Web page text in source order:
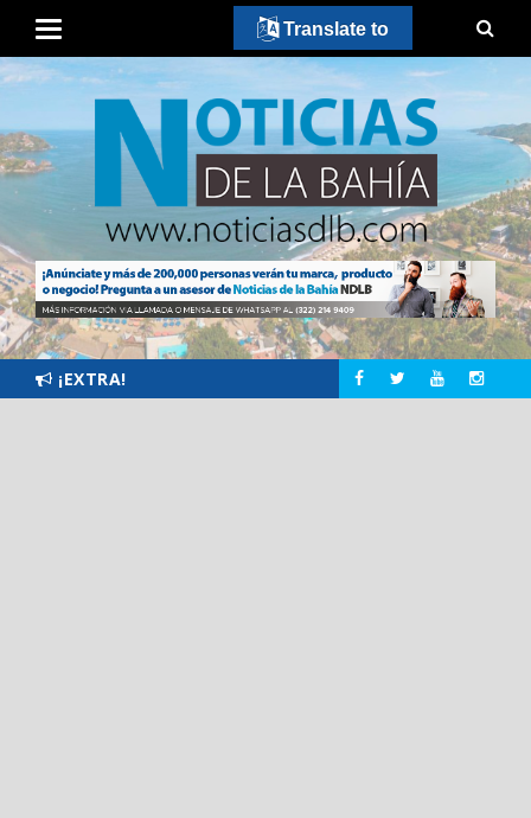
¡EXTRA!
Translate to